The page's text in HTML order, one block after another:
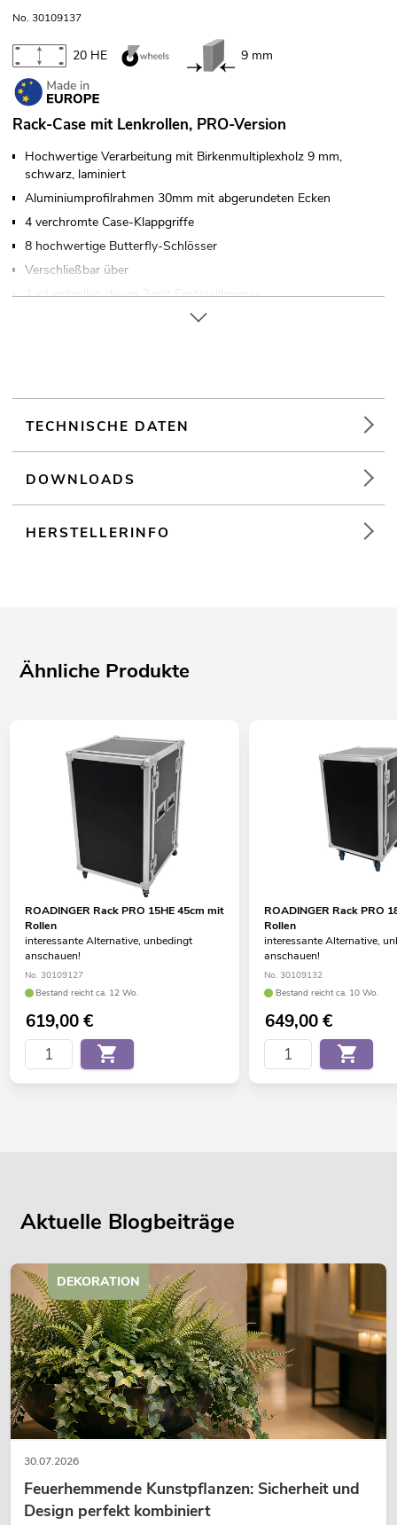
No. 30109137
20 HE 9 mm
Rack-Case mit Lenkrollen, PRO-Version
Hochwertige Verarbeitung mit Birkenmultiplexholz 9 mm,
schwarz, laminiert
Aluminiumprofilrahmen 30mm mit abgerundeten Ecken
4 verchromte Case-Klappgriffe
8 hochwertige Butterfly-Schlösser
Verschließbar über
4 x Lenkrollen davon 2 mit Feststellbremse
unter "Downloads" im Datenblatt
TECHNISCHE DATEN
DOWNLOADS
HERSTELLERINFO
Ähnliche Produkte
ROADINGER Rack PRO 15HE 45cm mit
Rollen
interessante Alternative, unbedingt
anschauen!
No. 30109127
Bestand reicht ca. 12 Wo.
619,00€
ROADINGER Rack PRO
Rollen
interessante Alternative,
anschauen!
No. 30109132
Bestand reicht ca. 10 Wo.
649,00€
Aktuelle Blogbeiträge
30.07.2026
Feuerhemmende Kunstpflanzen: Sicherheit und
Design perfekt kombiniert
DEKORATION